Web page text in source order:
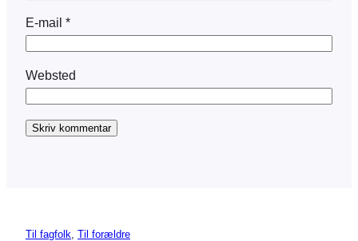
E-mail *
Websted
Til fagfolk Til forældre